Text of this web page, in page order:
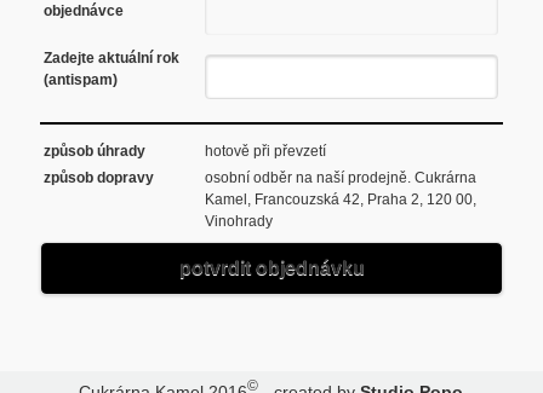
objednávce
Zadejte aktuální rok
(antispam)
způsob úhrady
hotově při převzetí
způsob dopravy
osobní odběr na naší prodejně. Cukrárna
Kamel, Francouzská 42, Praha 2, 120 00,
Vinohrady
potvrdit objednávku
©